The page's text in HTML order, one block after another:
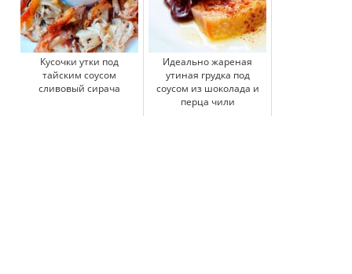
Кусочки утки под
тайским соусом
сливовый сирача
Идеально жареная
утиная грудка под
соусом из шоколада и
перца чили